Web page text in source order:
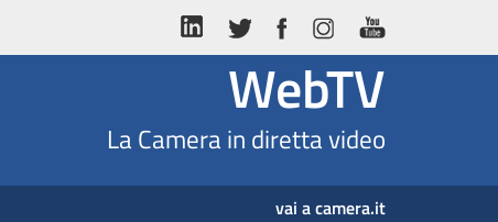
WebTV
La Camera in diretta video
vai a camera.it